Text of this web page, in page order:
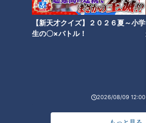
【新天才クイズ】２０２６夏～小学
生の〇×バトル！
2026/08/09 12:00
ホームページ
番組サイト 名古屋めし情